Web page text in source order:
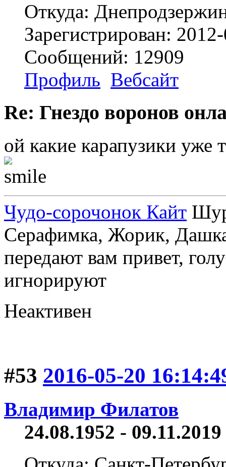
Откуда:
Зарегистрирован:
Сообщений: 12909
Профиль Вебсайт
Re: Гнездо воронов
ой какие карапузики уже
Чудо-сорочонок Кайт
Серафимка, Жорик,
передают вам привет,
игнорируют
Неактивен
#53 2016-05-20
Владимир Филатов
24.08.1952 -